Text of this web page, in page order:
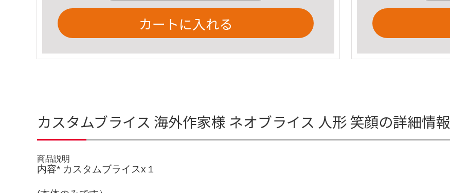
カートに入れる
カスタムブライス 海外作家様 ネオブライス 人形 笑顔の詳細情報
商品説明
内容* カスタムブライスx１